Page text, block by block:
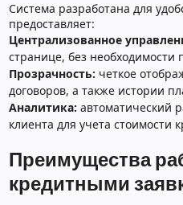
Система разработана для
предоставляет:
Централизованное
странице, без необходимости
Прозрачность: четкое
договоров, а также истории
Аналитика: автоматический
клиента для учета стоимости
Преимущества
кредитными